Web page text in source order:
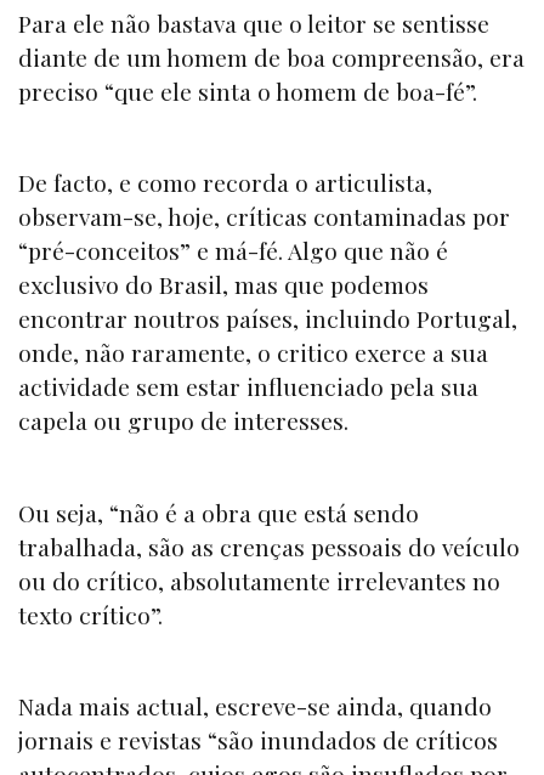
Para ele não bastava que o leitor se sentisse
diante de um homem de boa compreensão, era
preciso “que ele sinta o homem de boa-fé”.
De facto, e como recorda o articulista,
observam-se, hoje, críticas contaminadas por
“pré-conceitos” e má-fé. Algo que não é
exclusivo do Brasil, mas que podemos
encontrar noutros países, incluindo Portugal,
onde, não raramente, o critico exerce a sua
actividade sem estar influenciado pela sua
capela ou grupo de interesses.
Ou seja, “não é a obra que está sendo
trabalhada, são as crenças pessoais do veículo
ou do crítico, absolutamente irrelevantes no
texto crítico”.
Nada mais actual, escreve-se ainda, quando
jornais e revistas “são inundados de críticos